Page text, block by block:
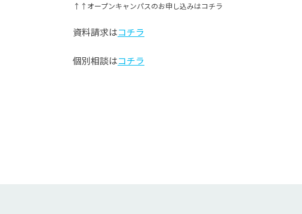
↑↑オープンキャンパスのお申し込みはコチラ
資料請求はコチラ
個別相談はコチラ